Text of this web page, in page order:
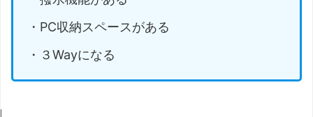
・PC収納スペースがある
・３Wayになる